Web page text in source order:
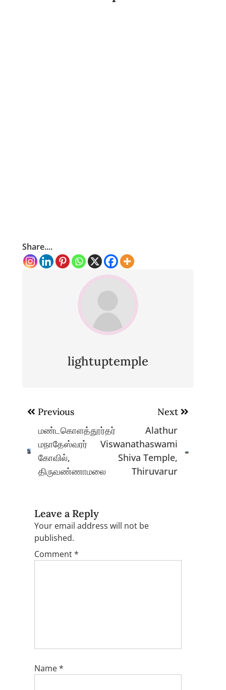
Share....
lightuptemple
Post
navigation
Previous
மண்டகொளத்தூர்தர்
மநாதேஸ்வரர்
கோவில்,
திருவண்ணாமலை
Next
Alathur
Viswanathaswami
Shiva Temple,
Thiruvarur
Leave a Reply
Your email address will not be
published.
Comment*
Name*